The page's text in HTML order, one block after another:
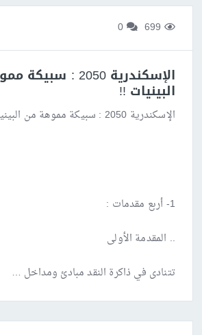
الإسكندرية 2050 :
البينيات !!
الإسكندرية 2050 : سبيكة مموهة من البينيات !!
1- أربع مقدمات :
.. المقدمة الأولى
تتنادى في ذاكرة النقد مبادئ ومداخل …